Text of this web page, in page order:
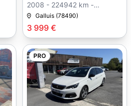
3 999 €
2008 - 224942 km -
Manuelle
Galluis (78490)
PRO